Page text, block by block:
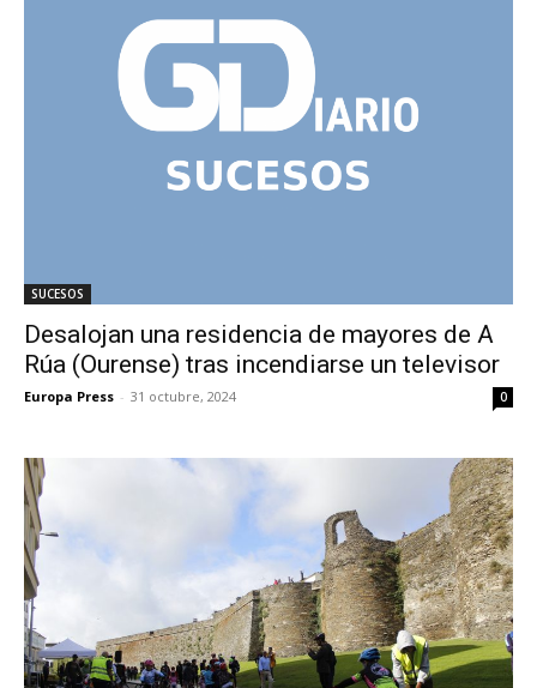
SUCESOS
Desalojan una residencia de mayores de A
Rúa (Ourense) tras incendiarse un televisor
Europa Press - 31 octubre, 2024 0